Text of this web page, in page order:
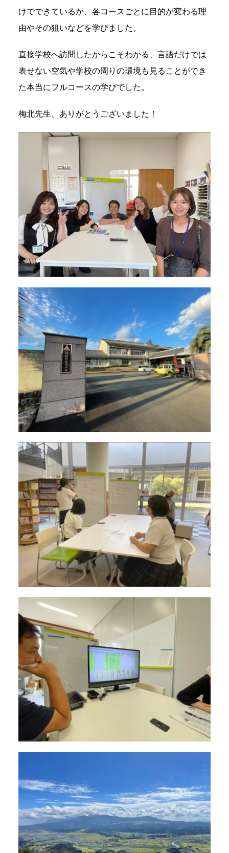
けでできているか、各コースごとに目的が変わる理
由やその狙いなどを学びました。
直接学校へ訪問したからこそわかる、言語だけでは
表せない空気や学校の周りの環境も見ることができ
た本当にフルコースの学びでした。
梅北先生、ありがとうございました！